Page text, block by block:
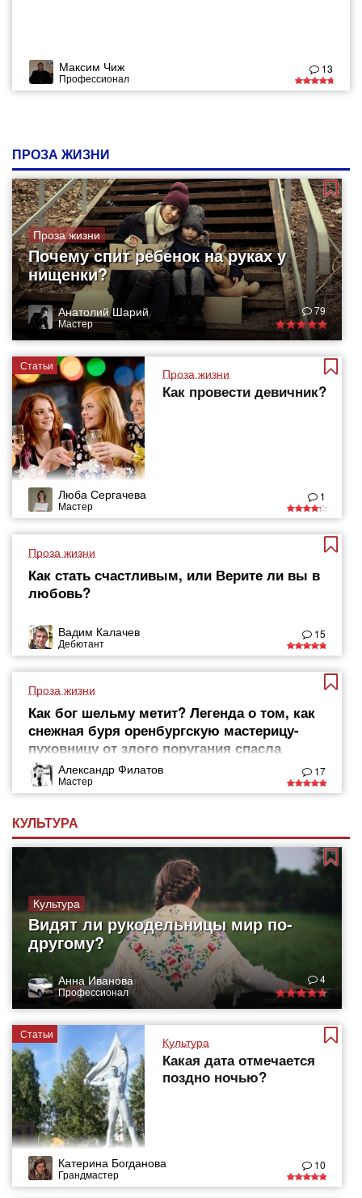
Максим Чиж
Профессионал
13
ПРОЗА ЖИЗНИ
Проза жизни
Почему спит ребенок на руках у
нищенки?
Анатолий Шарий
Мастер
79
Статьи
Проза жизни
Как провести девичник?
Люба Сергачева
Мастер
1
Проза жизни
Как стать счастливым, или Верите ли вы в
любовь?
Вадим Калачев
Дебютант
15
Проза жизни
Как бог шельму метит? Легенда о том, как
снежная буря оренбургскую мастерицу-
пуховницу от злого поругания спасла
Александр Филатов
Мастер
17
КУЛЬТУРА
Культура
Видят ли рукодельницы мир по-
другому?
Анна Иванова
Профессионал
4
Статьи
Культура
Какая дата отмечается
поздно ночью?
Катерина Богданова
Грандмастер
10